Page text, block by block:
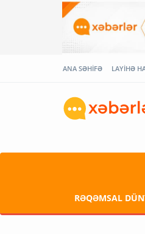
ANA SƏHİFƏ LAYİHƏ
RƏQƏMSAL